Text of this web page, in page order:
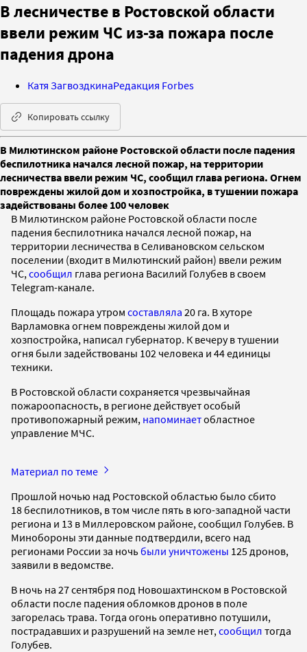
В лесничестве в Ростовской области
ввели режим ЧС из-за пожара после
падения дрона
Катя ЗагвоздкинаРедакция Forbes
Копировать ссылку
В Милютинском районе Ростовской области после падения
беспилотника начался лесной пожар, на территории
лесничества ввели режим ЧС, сообщил глава региона. Огнем
повреждены жилой дом и хозпостройка, в тушении пожара
задействованы более 100 человек
В Милютинском районе Ростовской области после
падения беспилотника начался лесной пожар, на
территории лесничества в Селивановском сельском
поселении (входит в Милютинский район) ввели режим
ЧС, сообщил глава региона Василий Голубев в своем
Telegram-канале.
Площадь пожара утром составляла 20 га. В хуторе
Варламовка огнем повреждены жилой дом и
хозпостройка, написал губернатор. К вечеру в тушении
огня были задействованы 102 человека и 44 единицы
техники.
В Ростовской области сохраняется чрезвычайная
пожароопасность, в регионе действует особый
противопожарный режим, напоминаетобластное
управление МЧС.
Материал по теме
Прошлой ночью над Ростовской областью было сбито
18 беспилотников, в том числе пять в юго-западной части
региона и 13 в Миллеровском районе, сообщил Голубев. В
Минобороны эти данные подтвердили, всего над
регионами России за ночьбыли уничтожены 125 дронов,
заявили в ведомстве.
В ночь на 27 сентября под Новошахтинском в Ростовской
области после падения обломков дронов в поле
загорелась трава. Тогда огонь оперативно потушили,
пострадавших и разрушений на земле нет, сообщил тогда
Голубев.